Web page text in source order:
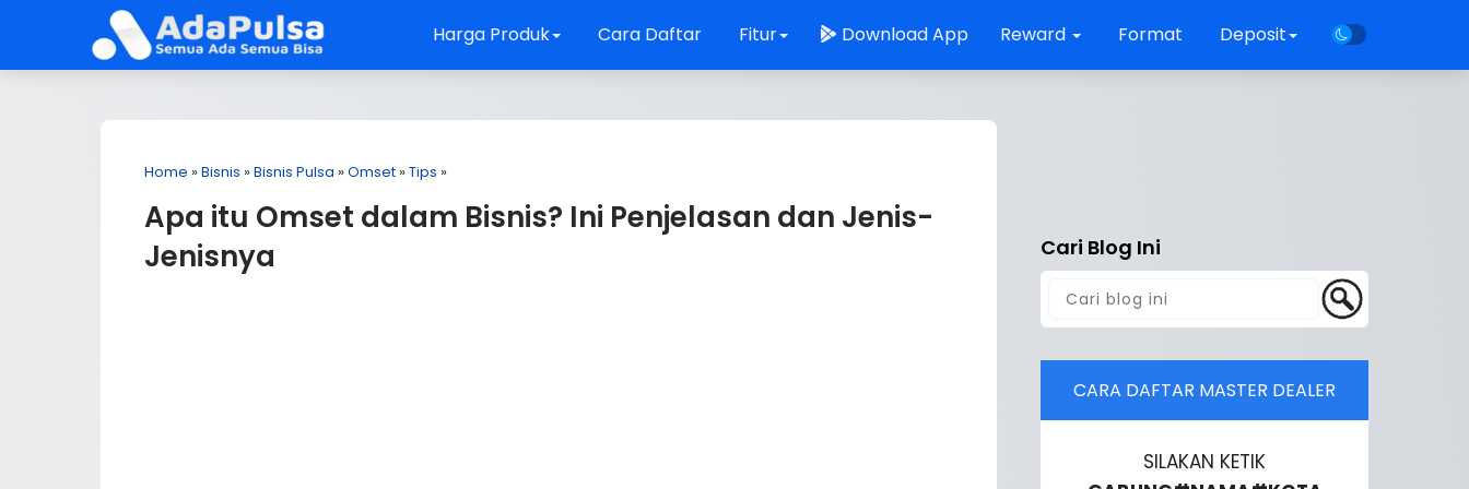
Harga Produk Cara Daftar Fitur Download App Reward Format Deposit
Home »Bisnis »Bisnis Pulsa »Omset »Tips »
Apa itu Omset dalam Bisnis? Ini Penjelasan dan Jenis-
Jenisnya
Cari Blog Ini
CARA DAFTAR MASTER DEALER
SILAKAN KETIK